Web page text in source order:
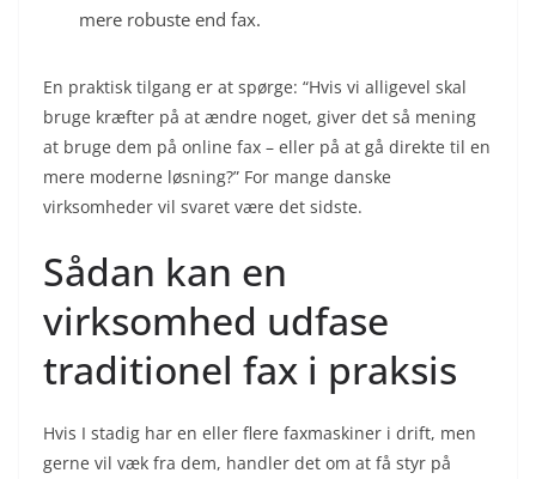
mere robuste end fax.
En praktisk tilgang er at spørge: “Hvis vi alligevel skal
bruge kræfter på at ændre noget, giver det så mening
at bruge dem på online fax – eller på at gå direkte til en
mere moderne løsning?” For mange danske
virksomheder vil svaret være det sidste.
Sådan kan en
virksomhed udfase
traditionel fax i praksis
Hvis I stadig har en eller flere faxmaskiner i drift, men
gerne vil væk fra dem, handler det om at få styr på